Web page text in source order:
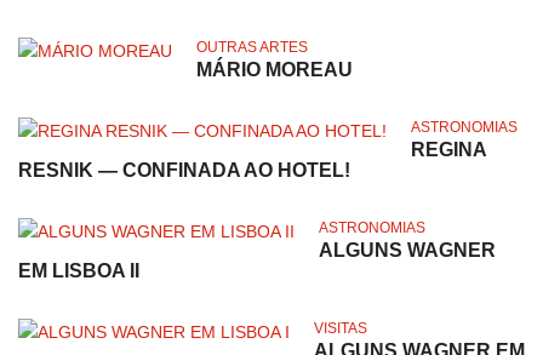
OUTRAS ARTES
MÁRIO MOREAU
ASTRONOMIAS
REGINA
RESNIK — CONFINADA AO HOTEL!
ASTRONOMIAS
ALGUNS WAGNER
EM LISBOA II
VISITAS